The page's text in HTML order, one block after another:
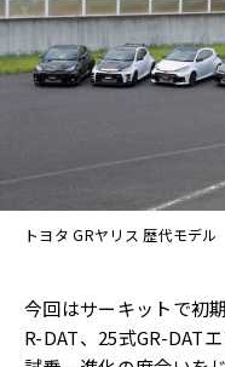
トヨタ GRヤリス 歴代モデル
今回はサーキットで初
R-DAT、25式GR-DAT